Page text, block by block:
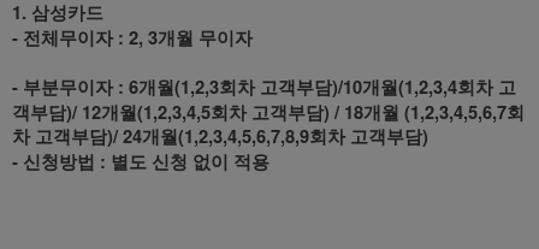
1. 삼성카드
- 전체무이자 : 2, 3개월 무이자
- 부분무이자 : 6개월(1,2,3회차 고객부담)/10개월(1,2,3,4회차 고
객부담)/ 12개월(1,2,3,4,5회차 고객부담) / 18개월 (1,2,3,4,5,6,7회
차 고객부담)/ 24개월(1,2,3,4,5,6,7,8,9회차 고객부담)
- 신청방법 : 별도 신청 없이 적용